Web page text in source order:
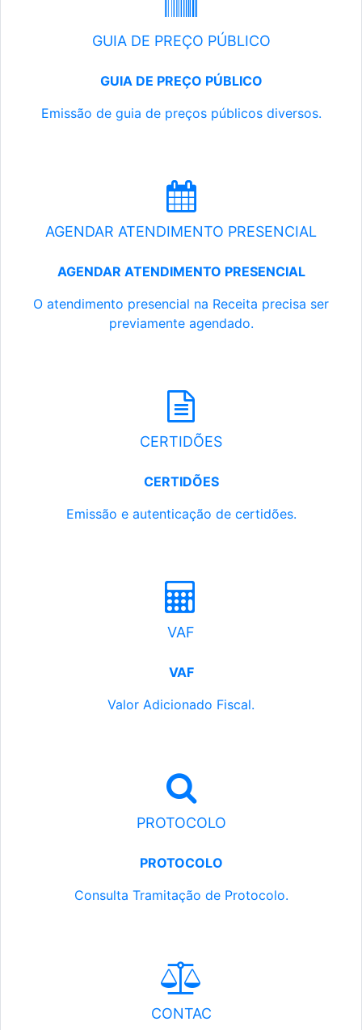
GUIA DE PREÇO PÚBLICO
GUIA DE PREÇO PÚBLICO
Emissão de guia de preços públicos diversos.
AGENDAR ATENDIMENTO PRESENCIAL
AGENDAR ATENDIMENTO PRESENCIAL
O atendimento presencial na Receita precisa ser
previamente agendado.
CERTIDÕES
CERTIDÕES
Emissão e autenticação de certidões.
VAF
VAF
Valor Adicionado Fiscal.
PROTOCOLO
PROTOCOLO
Consulta Tramitação de Protocolo.
CONTAC